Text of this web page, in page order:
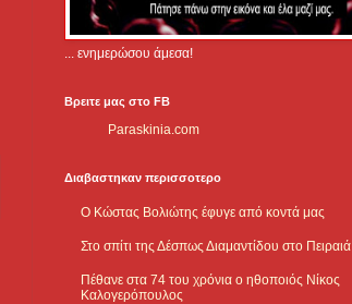
... ενημερώσου άμεσα!
Βρειτε μας στο FB
Paraskinia.com
Διαβαστηκαν περισσοτερο
Ο Κώστας Βολιώτης έφυγε από κοντά μας
Στο σπίτι της Δέσπως Διαμαντίδου στο Πειραιά
Πέθανε στα 74 του χρόνια ο ηθοποιός Νίκος
Καλογερόπουλος